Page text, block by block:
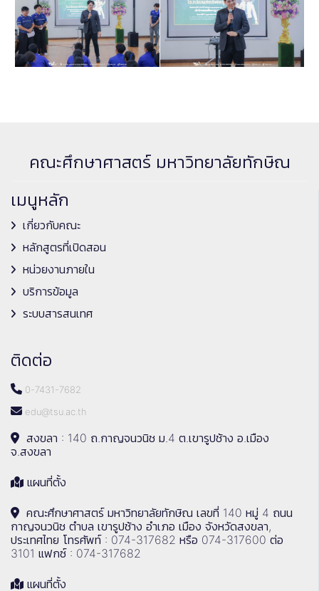
คณะศึกษาศาสตร์ มหาวิทยาลัยทักษิณ
เมนูหลัก
เกี่ยวกับคณะ
หลักสูตรที่เปิดสอน
หน่วยงานภายใน
บริการข้อมูล
ระบบสารสนเทศ
ติดต่อ
0-7431-7682
edu@tsu.ac.th
สงขลา : 140 ถ.กาญจนวนิช ม.4 ต.เขารูปช้าง อ.เมือง
จ.สงขลา
แผนที่ตั้ง
คณะศึกษาศาสตร์ มหาวิทยาลัยทักษิณ เลขที่ 140 หมู่ 4 ถนน
กาญจนวนิช ตำบล เขารูปช้าง อำเภอ เมือง จังหวัดสงขลา,
ประเทศไทย โทรศัพท์ : 074-317682 หรือ 074-317600 ต่อ
3101 แฟกซ์ : 074-317682
แผนที่ตั้ง